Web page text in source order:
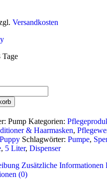
Versandkosten
Tage
Pump Kategorien:
& Haarmasken,
Schlagwörter: Pumpe,
, 5 Liter, Dispenser
Zusätzliche Informationen
(0)